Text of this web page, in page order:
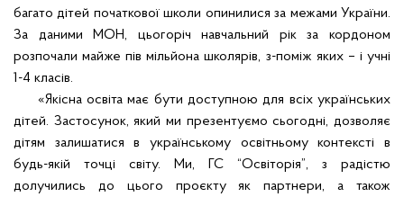
багато дітей початкової школи опинилися за межами України.
За даними МОН, цьогоріч навчальний рік за кордоном
розпочали майже пів мільйона школярів, з-поміж яких – і учні
1-4 класів.
«Якісна освіта має бути доступною для всіх українських
дітей. Застосунок, який ми презентуємо сьогодні, дозволяє
дітям залишатися в українському освітньому контексті в
будь-якій точці світу. Ми, ГС “Освіторія”, з радістю
долучились до цього проєкту як партнери, а також